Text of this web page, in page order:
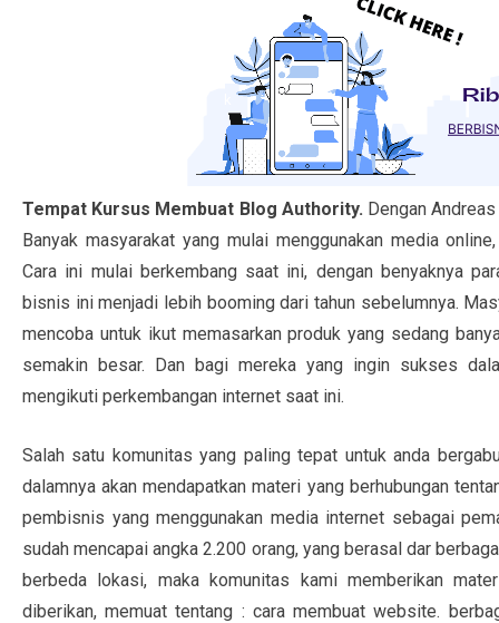
Tempat Kursus Membuat Blog Authority. Dengan
Banyak masyarakat yang mulai menggunakan media
Cara ini mulai berkembang saat ini, dengan benyaknya
bisnis ini menjadi lebih booming dari tahun sebelumnya.
mencoba untuk ikut memasarkan produk yang sedang
semakin besar. Dan bagi mereka yang ingin sukses
mengikuti perkembangan internet saat ini.
Salah satu komunitas yang paling tepat untuk anda
dalamnya akan mendapatkan materi yang berhubungan
pembisnis yang menggunakan media internet sebagai
sudah mencapai angka 2.200 orang, yang berasal dar
berbeda lokasi, maka komunitas kami memberikan
diberikan, memuat tentang : cara membuat website.